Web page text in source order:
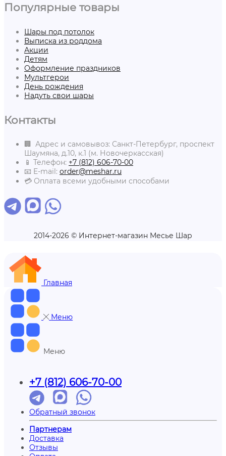
Популярные товары
Шары под потолок
Выписка из роддома
Акции
Детям
Оформление праздников
Мультгерои
День рождения
Надуть свои шары
Контакты
🏢 Адрес и самовывоз: Санкт-Петербург, проспект
Шаумяна, д.10, к.1 (м. Новочеркасская)
📱 Телефон: +7 (812) 606-70-00
📧 E-mail: order@meshar.ru
💳 Оплата всеми удобными способами
2014-2026 © Интернет-магазин Месье Шар
Главная
Меню
Меню
+7 (812) 606-70-00
Обратный звонок
Партнерам
Доставка
Отзывы